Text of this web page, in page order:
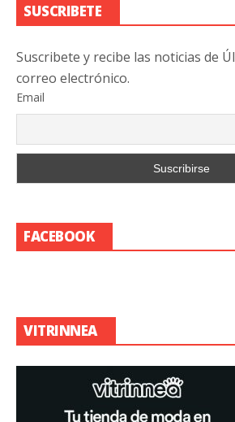
SUSCRIBETE
Suscribete y recibe las noticias de
correo electrónico.
Email
FACEBOOK
VITRINNEA